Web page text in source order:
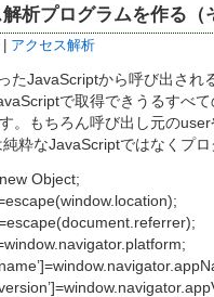
析プログラムを作る（
アクセス解析
たJavaScriptから呼び出され
で取得できうるすべ
。もちろん呼び出し元の
粋なJavaScriptではなくプ
Object;